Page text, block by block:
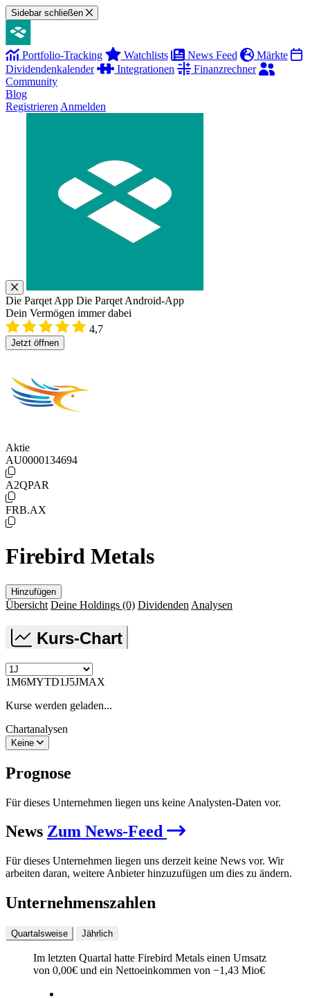
Sidebar schließen
Portfolio-Tracking Watchlists News Feed
Märkte
Dividendenkalender
Integrationen
Finanzrechner
Community
Blog
Registrieren Anmelden
Die Parqet App Die Parqet Android-App
Dein Vermögen immer dabei
4,7
Jetzt öffnen
Aktie
AU0000134694
A2QPAR
FRB.AX
Firebird Metals
Hinzufügen
Übersicht Deine Holdings (0) Dividenden Analysen
Kurs-Chart
1M6MYTD1J5JMAX
Kurse werden geladen...
Chartanalysen
Keine
Prognose
Für dieses Unternehmen liegen uns keine Analysten-Daten vor.
News Zum News-Feed
Für dieses Unternehmen liegen uns derzeit keine News vor. Wir
arbeiten daran, weitere Anbieter hinzuzufügen um dies zu ändern.
Unternehmenszahlen
Quartalsweise Jährlich
Im letzten Quartal hatte Firebird Metals einen Umsatz
von 0,00€ und ein Nettoeinkommen von −1,43 Mio€